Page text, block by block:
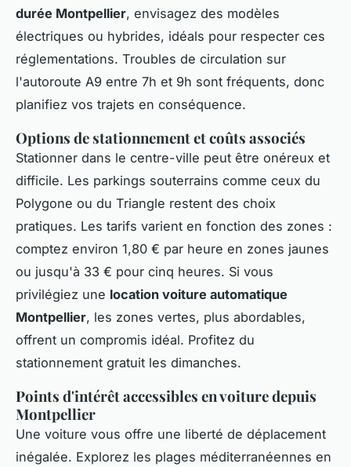
durée Montpellier, envisagez des modèles
électriques ou hybrides, idéals pour respecter ces
réglementations. Troubles de circulation sur
l'autoroute A9 entre 7h et 9h sont fréquents, donc
planifiez vos trajets en conséquence.
Options de stationnement et coûts associés
Stationner dans le centre-ville peut être onéreux et
difficile. Les parkings souterrains comme ceux du
Polygone ou du Triangle restent des choix
pratiques. Les tarifs varient en fonction des zones :
comptez environ 1,80 € par heure en zones jaunes
ou jusqu'à 33 € pour cinq heures. Si vous
privilégiez une location voiture automatique
Montpellier, les zones vertes, plus abordables,
offrent un compromis idéal. Profitez du
stationnement gratuit les dimanches.
Points d'intérêt accessibles en voiture depuis
Montpellier
Une voiture vous offre une liberté de déplacement
inégalée. Explorez les plages méditerranéennes en